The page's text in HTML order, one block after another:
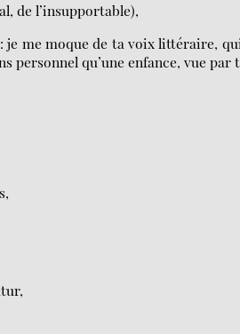
de l’insupportable),
me moque de ta voix littéraire,
personnel qu’une enfance, vue